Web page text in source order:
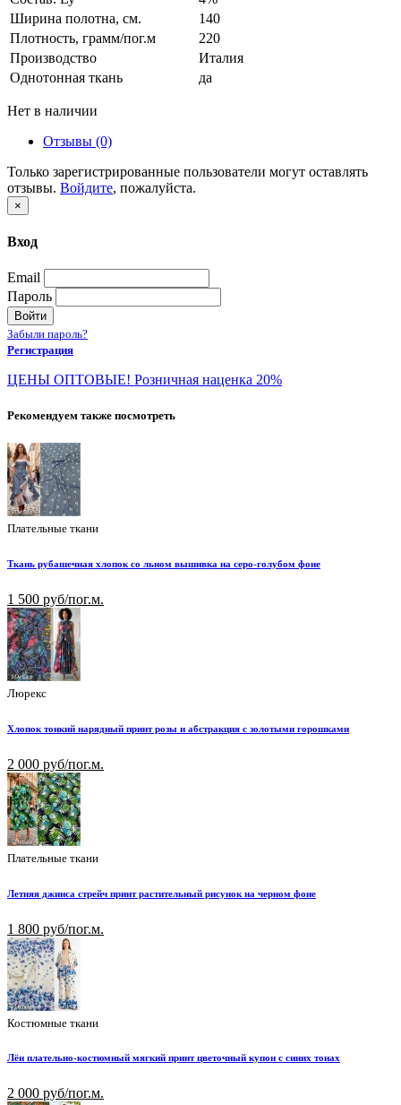
Ширина полотна, см.
140
Плотность, грамм/пог.м
220
Производство
Италия
Однотонная ткань
да
Нет в наличии
Отзывы (0)
Только зарегистрированные пользователи могут оставлять
отзывы. Войдите, пожалуйста.
×
Вход
Email
Пароль
Войти
Забыли пароль?
Регистрация
ЦЕНЫ ОПТОВЫЕ! Розничная наценка 20%
Рекомендуем также посмотреть
Плательные ткани
Ткань рубашечная хлопок со льном вышивка на серо-голубом фоне
1 500 руб/пог.м.
Люрекс
Хлопок тонкий нарядный принт розы и абстракция с золотыми горошками
2 000 руб/пог.м.
Плательные ткани
Летняя джинса стрейч принт растительный рисунок на черном фоне
1 800 руб/пог.м.
Костюмные ткани
Лён плательно-костюмный мягкий принт цветочный купон с синих тонах
2 000 руб/пог.м.